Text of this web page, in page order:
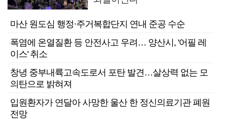
마산 원도심 행정·주거복합단지 연내 준공 수순
폭염에 온열질환 등 안전사고 우려… 양산시, '어필 레
이스' 취소
창녕 중부내륙고속도로서 포탄 발견…살상력 없는 모
의탄으로 밝혀져
입원환자가 연달아 사망한 울산 한 정신의료기관 폐원
전망